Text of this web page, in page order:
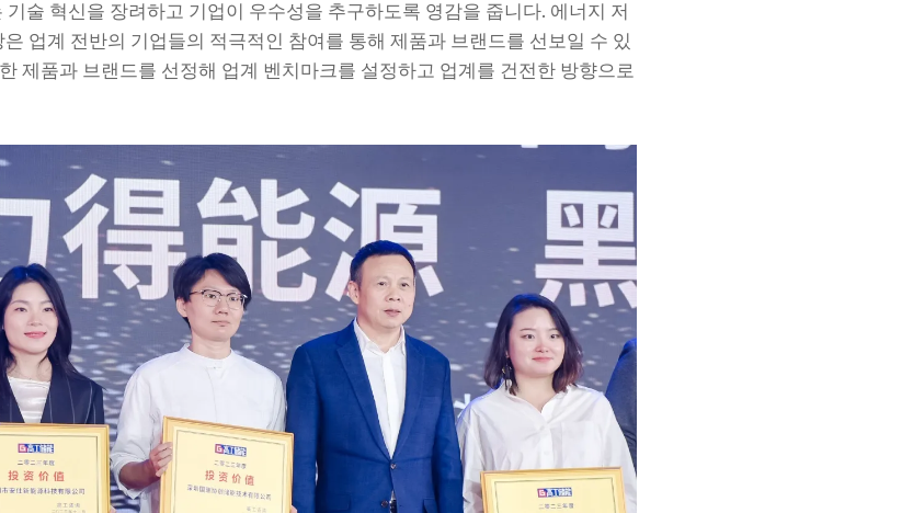
술 혁신을 장려하고 기업이 우수성을 추구하도록 영감을 줍니다. 에너지 저
업계 전반의 기업들의 적극적인 참여를 통해 제품과 브랜드를 선보일 수 있
제품과 브랜드를 선정해 업계 벤치마크를 설정하고 업계를 건전한 방향으로